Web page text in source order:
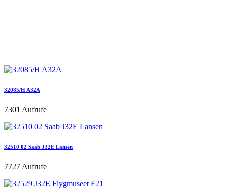
32085/H A32A
7301 Aufrufe
32510 02 Saab J32E Lansen
7727 Aufrufe